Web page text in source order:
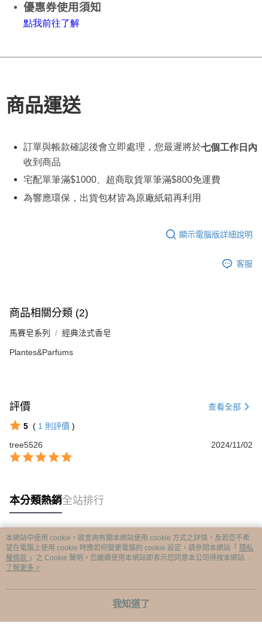
優惠券使用須知
點我前往了解
商品運送
訂單與帳款確認後會立即處理，您最遲將於七個工作日內
收到商品
宅配單筆滿$1000、超商取貨單筆滿$800免運費
為響應環保，出貨包材皆為原廠紙箱再利用
顯示電腦版詳細說明
客服
商品相關分類 (2)
馬賽皂系列 經典法式香皂
Plantes&Parfums
評價 查看全部
5 ( 1 則評價 )
tree5526
2024/11/02
本分類熱銷全站排行
熱門標籤
本網站中使用 cookie，欲查詢有關本網站使用 cookie 方式之詳情，及若您不希
望在電腦上使用 cookie 時應如何變更電腦的 cookie 設定，請參閱本網站「 隱私
權條款 」之 Cookie 聲明。您繼續使用本網站即表示您同意本公司得按本網站使
用條款之 Cookie 聲明使用 cookie。
了解更多 >
我知道了